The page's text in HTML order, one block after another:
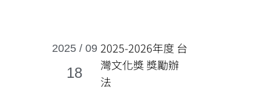
2025 / 09
18
2025-2026年度 台
灣文化獎 獎勵辦
法